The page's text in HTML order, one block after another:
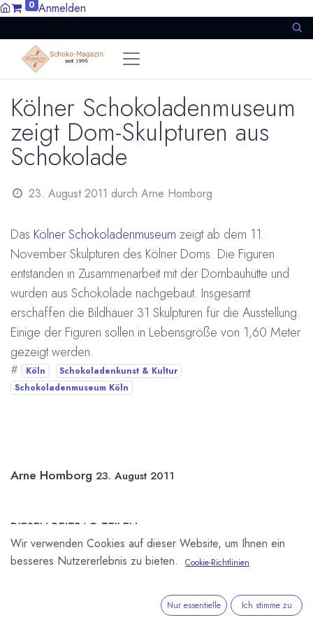
0 Anmelden
Kölner Schokoladenmuseum
zeigt Dom-Skulpturen aus
Schokolade
23. August 2011 durch Arne Homborg
Das Kölner Schokoladenmuseum zeigt ab dem 11.
November Skulpturen des Kölner Doms. Die Figuren
entstanden in Zusammenarbeit mit der Dombauhütte und
wurden aus Schokolade nachgebaut. Insgesamt
erschaffen die Bildhauer 31 Skulpturen für die Ausstellung.
Einige der Figuren sollen in Lebensgröße von 1,60 Meter
gezeigt werden.
# Köln
Schokoladenkunst & Kultur
Schokoladenmuseum Köln
Arne Homborg 23. August 2011
DIESEN BEITRAG TEILEN
Wir verwenden Cookies auf dieser Website, um Ihnen ein
besseres Nutzererlebnis zu bieten.
Cookie-Richtlinien
Nur essentielle Ich stimme zu